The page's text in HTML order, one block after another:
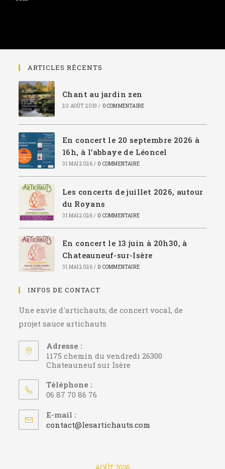
ARTICLES RÉCENTS
Chant au jardin zen
20 AOÛT 2019 / 0 COMMENTAIRE
En concert le 20 septembre 2026 à
16h, à l’abbaye de Léoncel
31 MAI 2026 / 0 COMMENTAIRE
Les concerts de juillet 2026, autour
du Royans
31 MAI 2026 / 0 COMMENTAIRE
En concert le 13 juin à 20h30, à
Chateauneuf-sur-Isère
31 MAI 2026 / 0 COMMENTAIRE
INFOS DE CONTACT
Une envie d'artichauts, de concert vocal, de
projet sauce artichauts
Adresse :
1175 chemin du vendredi 26300
Chateauneuf sur Isère
Téléphone :
06 87 70 86 76
E-mail :
contact@lesartichauts.com